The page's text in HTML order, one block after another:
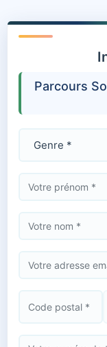
Parcours